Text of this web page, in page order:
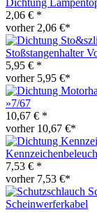
2,06 € *
vorher 2,06 €*
Stoßstangenhalter
5,95 € *
vorher 5,95 €*
»7/67
10,67 € *
vorher 10,67 €*
7,53 € *
vorher 7,53 €*
Scheinwerferkabel